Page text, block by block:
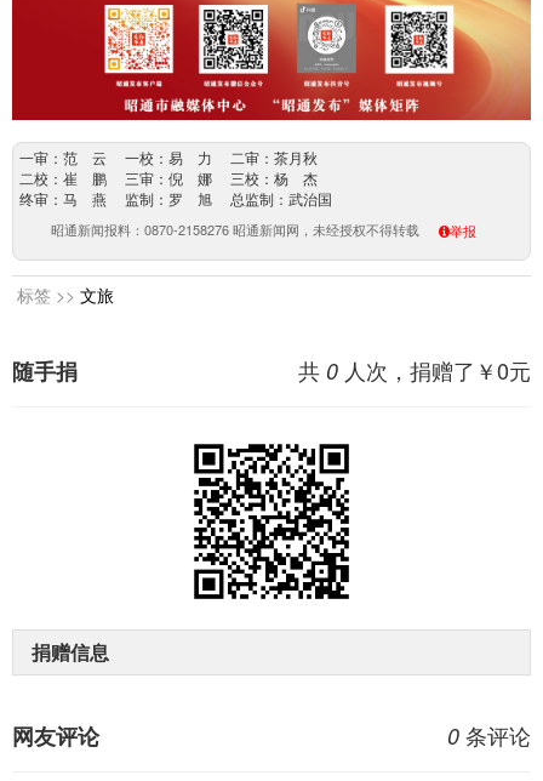
一审：范 云 一校：易 力 二审：茶月秋
二校：崔 鹏 三审：倪 娜 三校：杨 杰
终审：马 燕 监制：罗 旭 总监制：武治国
昭通新闻报料：0870-2158276 昭通新闻网，未经授权不得转载 举报
标签 >> 文旅
共 0 人次，捐赠了￥0元
随手捐
捐赠信息
0 条评论
网友评论